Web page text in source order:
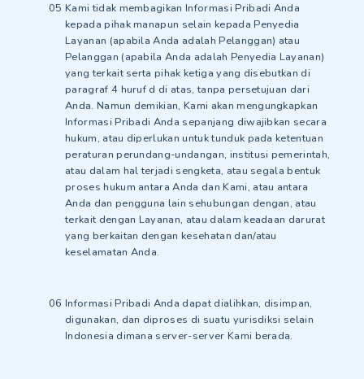
Kami tidak membagikan Informasi Pribadi Anda
kepada pihak manapun selain kepada Penyedia
Layanan (apabila Anda adalah Pelanggan) atau
Pelanggan (apabila Anda adalah Penyedia Layanan)
yang terkait serta pihak ketiga yang disebutkan di
paragraf 4 huruf d di atas, tanpa persetujuan dari
Anda. Namun demikian, Kami akan mengungkapkan
Informasi Pribadi Anda sepanjang diwajibkan secara
hukum, atau diperlukan untuk tunduk pada ketentuan
peraturan perundang-undangan, institusi pemerintah,
atau dalam hal terjadi sengketa, atau segala bentuk
proses hukum antara Anda dan Kami, atau antara
Anda dan pengguna lain sehubungan dengan, atau
terkait dengan Layanan, atau dalam keadaan darurat
yang berkaitan dengan kesehatan dan/atau
keselamatan Anda.
Informasi Pribadi Anda dapat dialihkan, disimpan,
digunakan, dan diproses di suatu yurisdiksi selain
Indonesia dimana server-server Kami berada.